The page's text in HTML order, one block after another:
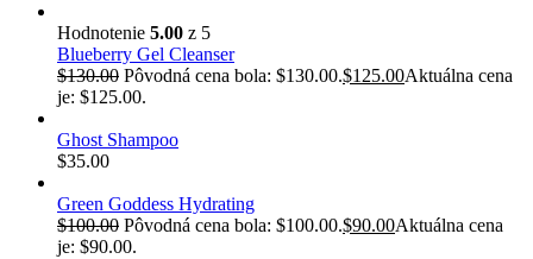
Hodnotenie 5.00 z 5
Blueberry Gel Cleanser
$130.00 Pôvodná cena bola: $130.00.$125.00Aktuálna cena
je: $125.00.
Ghost Shampoo
$35.00
Green Goddess Hydrating
$100.00 Pôvodná cena bola: $100.00.$90.00Aktuálna cena
je: $90.00.